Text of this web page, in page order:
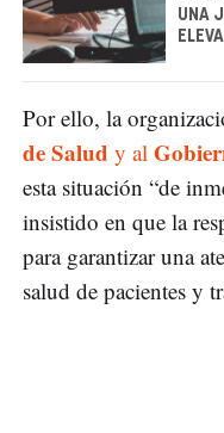
UNA
Por ello, la
de Salud y al
esta situación “de
insistido en que la
para garantizar una
salud de pacientes y